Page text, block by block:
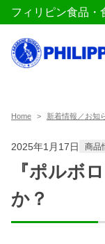
フィリピン食品・
Home 新着情報／お知
2025年1月17日 商品
『ポルボ
か？